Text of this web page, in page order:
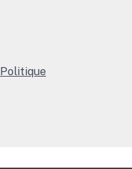
Politique